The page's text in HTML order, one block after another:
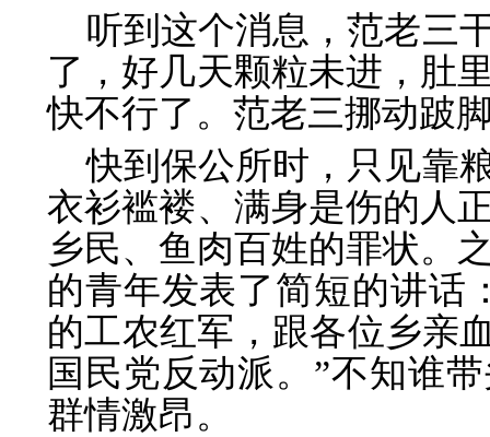
听到这个消息，范老三
了，好几天颗粒未进，肚
快不行了。范老三挪动跛
快到保公所时，只见靠
衣衫褴褛、满身是伤的人
乡民、鱼肉百姓的罪状。
的青年发表了简短的讲话
的工农红军，跟各位乡亲
国民党反动派。”不知谁
群情激昂。